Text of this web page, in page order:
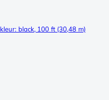
black, 100 ft (30,48 m)